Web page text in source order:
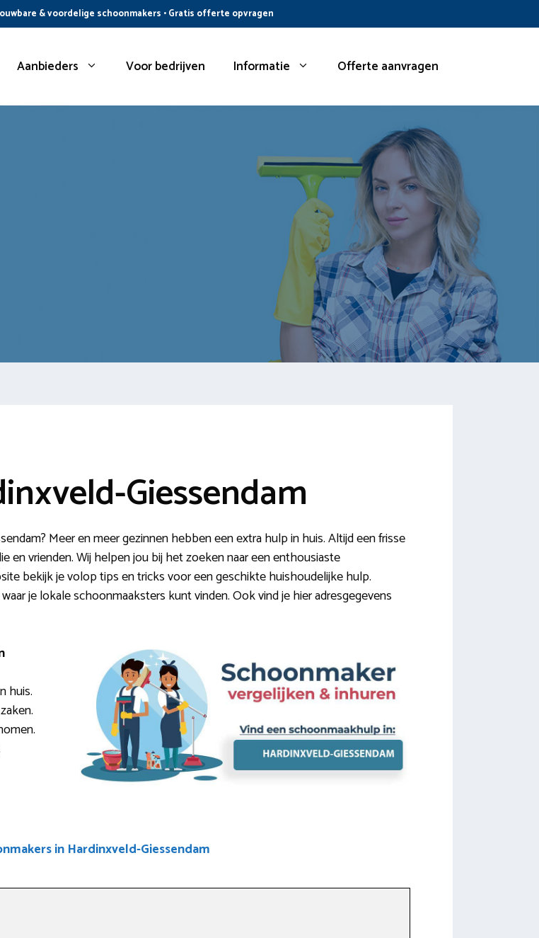
& voordelige schoonmakers • Gratis offerte opvragen
Aanbieders Voor bedrijven Informatie Offerte aanvragen
Giessendam
Meer en meer gezinnen hebben een extra hulp in huis. Altijd een frisse
en vrienden. Wij helpen jou bij het zoeken naar een enthousiaste
bekijk je volop tips en tricks voor een geschikte huishoudelijke hulp.
je lokale schoonmaaksters kunt vinden. Ook vind je hier adresgegevens
huis.
in Hardinxveld-Giessendam